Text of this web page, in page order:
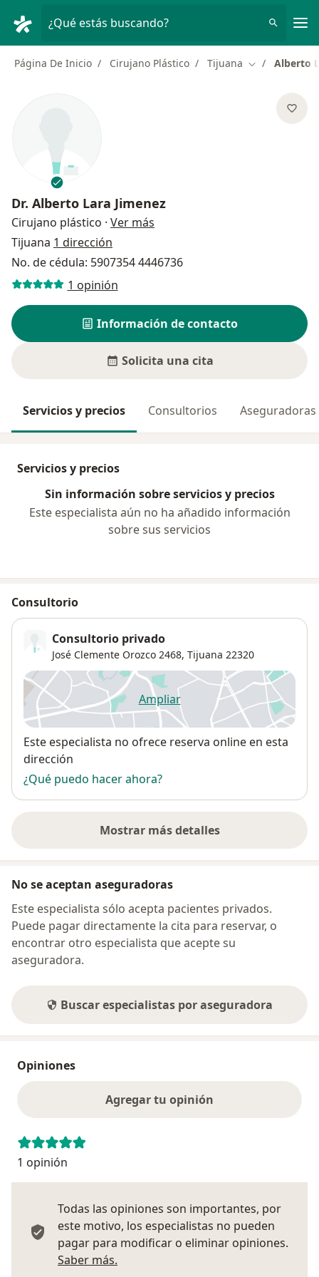
¿Qué estás buscando?
Página De Inicio Cirujano Plástico Tijuana Cambiar de
Alberto
Dr. Alberto Lara Jimenez
Cirujano plástico · Ver más
Tijuana 1 dirección
No. de cédula: 5907354 4446736
1 opinión
Información de contacto
Solicita una cita
Servicios y precios Consultorios Aseguradoras
Servicios y precios
Sin información sobre servicios y precios
Este especialista aún no ha añadido información
sobre sus servicios
Consultorio
Consultorio privado
José Clemente Orozco 2468, Tijuana 22320
Ampliarse abre en una nueva
Disponibilidad
Este especialista no ofrece reserva online en esta
dirección
¿Qué puedo hacer ahora?
Mostrar más detalles
sobre la dirección
No se aceptan aseguradoras
Este especialista sólo acepta pacientes privados.
Puede pagar directamente la cita para reservar, o
encontrar otro especialista que acepte su
aseguradora.
Buscar especialistas por aseguradora
Opiniones
Agregar tu opinión
1 opinión
Todas las opiniones son importantes, por
este motivo, los especialistas no pueden
pagar para modificar o eliminar opiniones.
Saber más.